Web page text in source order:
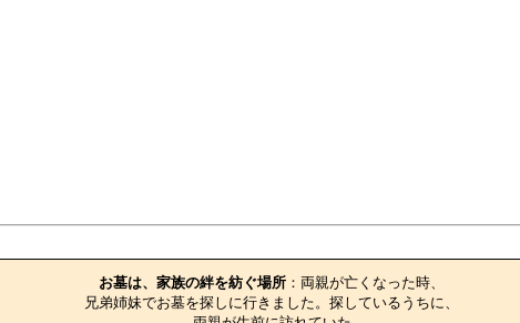
お墓は、家族の絆を紡ぐ場所 ：両親が亡くなった時、
兄弟姉妹でお墓を探しに行きました。探しているうちに、